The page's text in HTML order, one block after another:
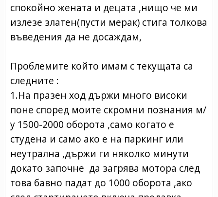
спокойно жената и децата ,нищо че ми
излезе златен(пусти мерак) стига толкова
въведения да не досаждам,
Проблемите който имам с текущата са
следните :
1.На празен ход държи много високи
поне според моите скромни познания м/
у 1500-2000 оборота ,само когато е
студена и само ако е на паркинг или
неутрална ,държи ги няколко минути
докато започне да загрява мотора след
това бавно падат до 1000 оборота ,ако